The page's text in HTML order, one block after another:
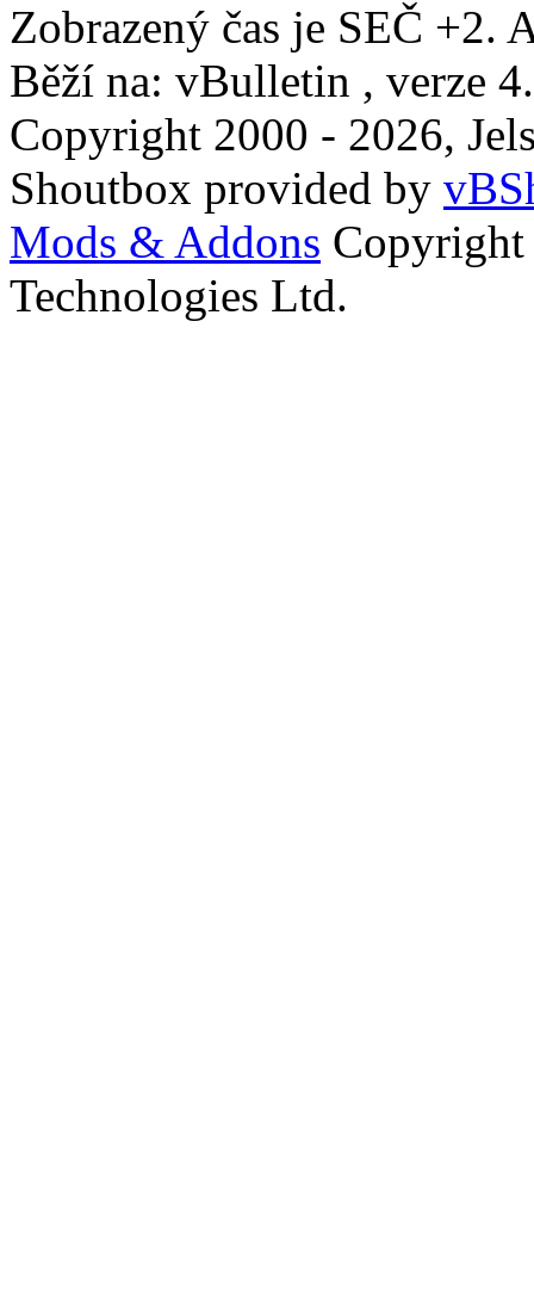
Zobrazený čas je SEČ +2.
Běží na: vBulletin , verze
Copyright 2000 - 2026,
Shoutbox provided by
Mods & Addons
Technologies Ltd.